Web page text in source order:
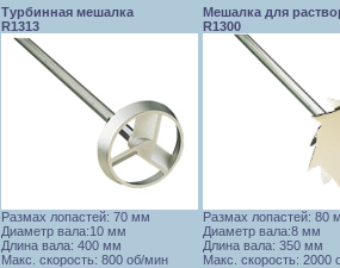
Турбинная мешалка
R1313
Размах лопастей: 70 мм
Диаметр вала:10 мм
Длина вала: 400 мм
Макс. скорость: 800 об/мин
Мешалка для
R1300
Размах лопастей: 80
Диаметр вала:8 мм
Длина вала: 350 мм
Макс. скорость: 2000